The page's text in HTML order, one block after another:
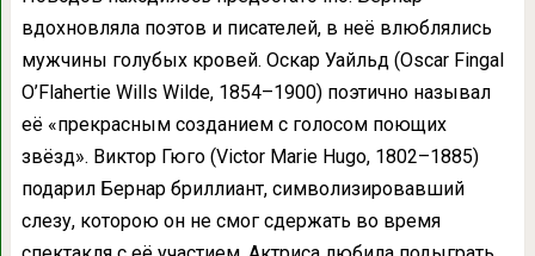
вдохновляла поэтов и писателей, в неё влюблялись
мужчины голубых кровей. Оскар Уайльд (Oscar Fingal
O’Flahertie Wills Wilde, 1854–1900) поэтично называл
её «прекрасным созданием с голосом поющих
звёзд». Виктор Гюго (Victor Marie Hugo, 1802–1885)
подарил Бернар бриллиант, символизировавший
слезу, которою он не смог сдержать во время